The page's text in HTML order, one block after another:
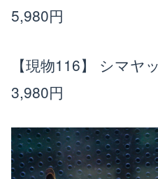
5,980円
【現物116】 シマヤ
3,980円